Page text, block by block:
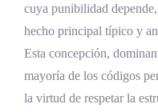
Desafíos y
en Costa Rica
por dominio de
cuya punibilidad
hecho principal típico y
Esta concepción,
mayoría de los códigos
la virtud de respetar la